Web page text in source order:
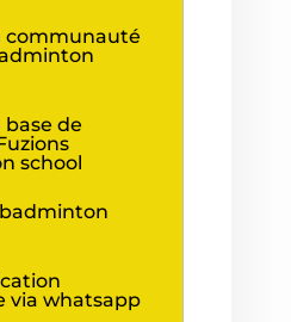
communauté
base de
school
via whatsapp